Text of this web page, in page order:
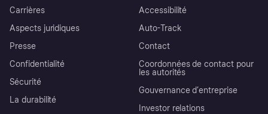
Carrières
Aspects juridiques
Presse
Confidentialité
Sécurité
La durabilité
Accessibilité
Auto-Track
Contact
Coordonnées de contact pour
les autorités
Gouvernance d’entreprise
Investor relations